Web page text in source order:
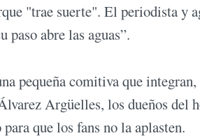
"trae suerte". El periodista y
abre las aguas”.
pequeña comitiva que integran,
Argüelles, los dueños del
que los fans no la aplasten.